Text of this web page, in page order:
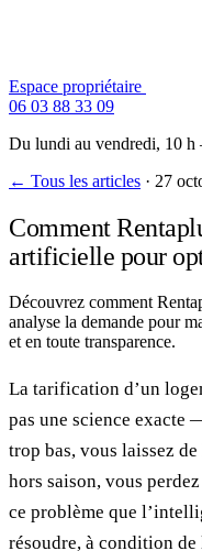
Espace propriétaire
06 03 88 33 09
Du lundi au vendredi, 10
← Tous les articles · 27
Comment
artificielle pour
Découvrez comment
analyse la demande pour
et en toute transparence.
La tarification d’un
pas une science exacte
trop bas, vous laissez
hors saison, vous
ce problème que
résoudre, à condition